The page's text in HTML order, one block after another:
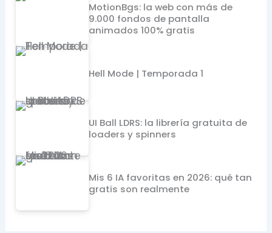
MotionBgs: la web con más de
9.000 fondos de pantalla
animados 100% gratis
Hell Mode | Temporada 1
UI Ball LDRS: la librería gratuita de
loaders y spinners
Mis 6 IA favoritas en 2026: qué tan
gratis son realmente